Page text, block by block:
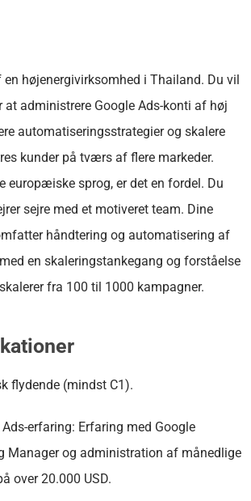
en højenergivirksomhed i Thailand. Du vil
at administrere Google Ads-konti af høj
automatiseringsstrategier og skalere
kunder på tværs af flere markeder.
europæiske sprog, er det en fordel. Du
sejre med et motiveret team. Dine
håndtering og automatisering af
en skaleringstankegang og forståelse
fra 100 til 1000 kampagner.
flydende (mindst C1).
erfaring: Erfaring med Google
Manager og administration af månedlige
over 20.000 USD.